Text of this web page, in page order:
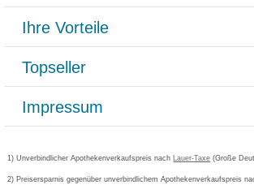
Häufig gestellte Fragen
Datenschutz
AGB
Cookie-Einstellungen
Vertrag widerrufen
Rücksendemöglichkeit
Paketlieferstatus
Versandkosten
Bestellschein ausfüllen
Newsletteranmeldung
Ihre Vorteile
Rezeptlieferung
Bonusprogramm
Gutschein und Rabatte
Kundenbewertung
Topseller
Grippostad
Bepanthen
Impressum
1) Unverbindlicher Apothekenverkaufspreis nach Lauer-Taxe (Große
2) Preisersparnis gegenüber unverbindlichem Apothekenverkaufspreis